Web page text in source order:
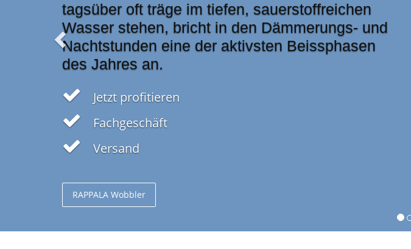
tagsüber oft träge im tiefen, sauerstoffreichen
Wasser stehen, bricht in den Dämmerungs- und
Nachtstunden eine der aktivsten Beissphasen
des Jahres an.
Jetzt profitieren
Fachgeschäft
Versand
RAPPALA Wobbler